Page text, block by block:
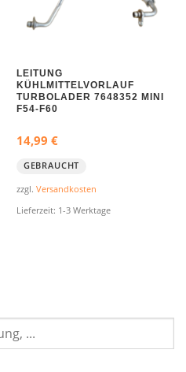
LEITUNG
KÜHLMITTELVORLAUF
TURBOLADER 7648352 MINI
F54-F60
14,99€
GEBRAUCHT
zzgl.Versandkosten
Lieferzeit: 1-3 Werktage